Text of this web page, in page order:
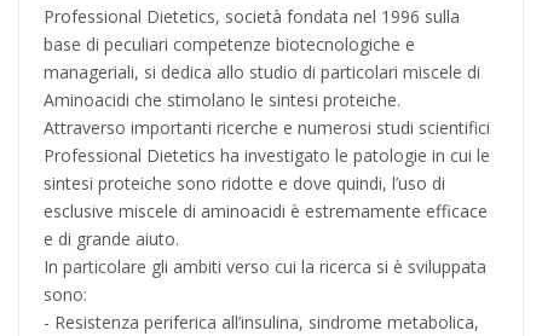
Professional Dietetics, società fondata nel 1996 sulla
base di peculiari competenze biotecnologiche e
manageriali, si dedica allo studio di particolari miscele di
Aminoacidi che stimolano le sintesi proteiche.
Attraverso importanti ricerche e numerosi studi scientifici
Professional Dietetics ha investigato le patologie in cui le
sintesi proteiche sono ridotte e dove quindi, l’uso di
esclusive miscele di aminoacidi è estremamente efficace
e di grande aiuto.
In particolare gli ambiti verso cui la ricerca si è sviluppata
sono:
- Resistenza periferica all’insulina, sindrome metabolica,